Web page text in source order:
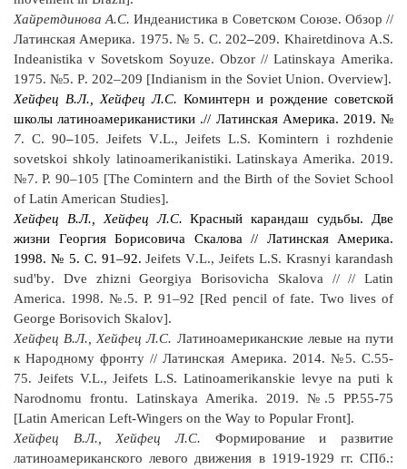
Хайретдинова А.С. Индеанистика в Советском Союзе. Обзор //
Латинская Америка. 1975. № 5. С. 202–209. Khairetdinova A.S.
Indeanistika v Sovetskom Soyuze. Obzor // Latinskaya Amerika.
1975. №5. P. 202–209 [Indianism in the Soviet Union. Overview].
Хейфец В.Л., Хейфец Л.С. Коминтерн и рождение советской
школы латиноамериканистики .// Латинская Америка. 2019. №
7. С. 90–105. Jeifets V.L., Jeifets L.S. Komintern i rozhdenie
sovetskoi shkoly latinoamerikanistiki.Latinskaya Amerika. 2019.
№7. P. 90–105 [The Comintern and the Birth of the Soviet School
of Latin American Studies].
Хейфец В.Л., Хейфец Л.С.Красный карандаш судьбы. Две
жизни Георгия Борисовича Скалова // Латинская Америка.
1998. № 5. С. 91–92. Jeifets V.L.,Jeifets L.S.Krasnyi karandash
sud'by. Dve zhizni Georgiya Borisovicha Skalova // // Latin
America. 1998. №.5. P. 91–92 [Red pencil of fate. Two lives of
George Borisovich Skalov].
Хейфец В.Л., Хейфец Л.С. Латиноамериканские левые на пути
к Народному фронту //Латинская Америка. 2014. №5.С.55-
75. Jeifets V.L., Jeifets L.S. Latinoamerikanskie levye na puti k
Narodnomu frontu. Latinskaya Amerika. 2019. №.5 PP.55-75
[Latin American Left-Wingers on the Way to Popular Front].
Хейфец В.Л., Хейфец Л.С. Формирование и развитие
латиноамериканского левого движения в 1919-1929 гг. СПб.: